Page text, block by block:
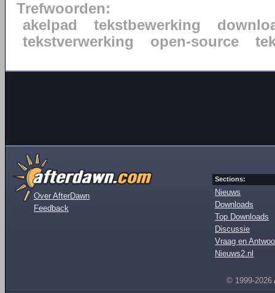
Trefwoorden:
akelpad
tekstbewerking
tekstverwerking
open-source
Over AfterDawn
Feedback
Sections:
Nieuws
Downloads
Top Downloads
Discussie
Vraag en
Nieuws2.nl
© 1999-2026